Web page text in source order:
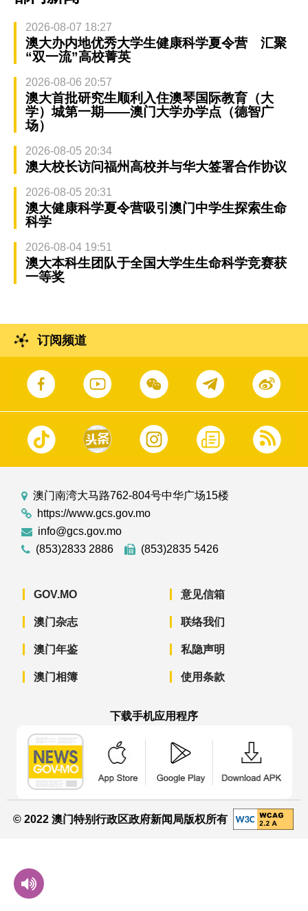
2026-08-07 18:27
澳大办内地优秀大学生健康科学夏令营 汇聚
“双一流”高校菁英
2026-08-06 20:57
澳大首批研究生顺利入住澳琴国际教育（大
学）城第一期——澳门大学办学点（德智广
场）
2026-08-05 20:34
澳大校长访问福州高校并与华大签署合作协议
2026-08-05 20:31
澳大健康科学夏令营吸引澳门中学生探索生命
科学
2026-08-04 19:51
澳大本科生团队于全国大学生生命科学竞赛获
一等奖
订阅频道
澳门南湾大马路762-804号中华广场15楼
https://www.gcs.gov.mo
info@gcs.gov.mo
(853)2833 2886
(853)2835 5426
GOV.MO
澳门杂志
澳门年鉴
澳门相簿
意见信箱
联络我们
私隐声明
使用条款
下载手机应用程序
© 2022 澳门特别行政区政府新闻局版权所有